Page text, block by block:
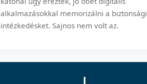
alkalmazásokkal memorizálni a biztonsági
intézkedésket. Sajnos nem volt az.